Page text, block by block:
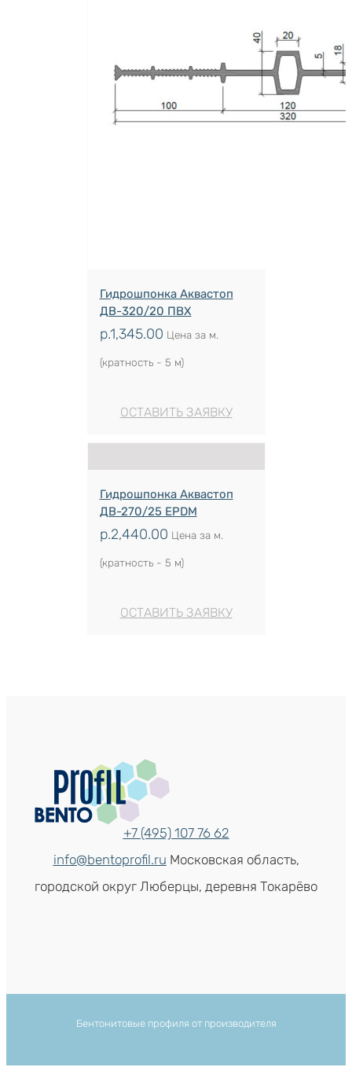
Гидрошпонка Аквастоп
ДВ-320/20 ПВХ
р.1,345.00 Цена за м.
(кратность - 5 м)
ОСТАВИТЬ ЗАЯВКУ
Гидрошпонка Аквастоп
ДВ-270/25 EPDM
р.2,440.00 Цена за м.
(кратность - 5 м)
ОСТАВИТЬ ЗАЯВКУ
+7 (495) 107 76 62
info@bentoprofil.ru Московская область,
городской округ Люберцы, деревня Токарёво
Бентонитовые профиля от производителя